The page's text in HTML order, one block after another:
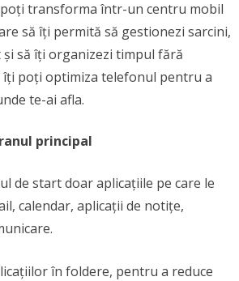
transforma într-un centru mobil
să îți permită să gestionezi sarcini,
și să îți organizezi timpul fără
îți poți optimiza telefonul pentru a
te-ai afla.
principal
de start doar aplicațiile pe care le
calendar, aplicații de notițe,
în foldere, pentru a reduce